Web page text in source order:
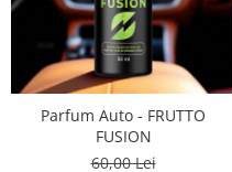
Parfum Auto - FRUTTO
FUSION
60,00 Lei